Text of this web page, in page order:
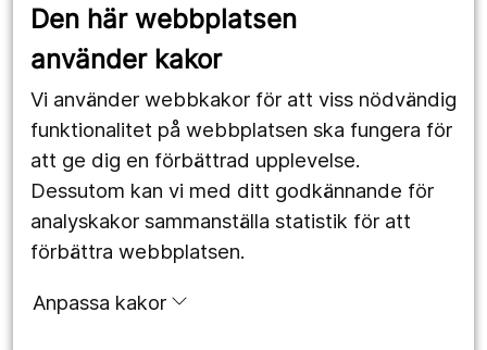
Den här webbplatsen
använder kakor
Vi använder webbkakor för att viss nödvändig
funktionalitet på webbplatsen ska fungera för
att ge dig en förbättrad upplevelse.
Dessutom kan vi med ditt godkännande för
analyskakor sammanställa statistik för att
förbättra webbplatsen.
Anpassa kakor
Länstrafiken
Utveckling
Följ oss
Facebook